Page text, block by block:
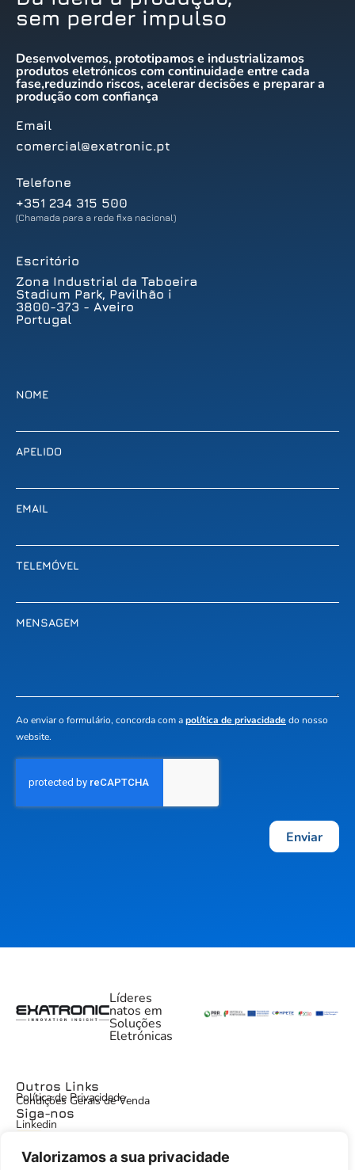
Valorizamos a sua privacidade
sem perder impulso
Desenvolvemos, prototipamos e industrializamos
produtos eletrónicos com continuidade entre cada
fase,reduzindo riscos, acelerar decisões e preparar a
produção com confiança
Email
comercial@exatronic.pt
Telefone
+351 234 315 500
(Chamada para a rede fixa nacional)
Escritório
Zona Industrial da Taboeira
Stadium Park, Pavilhão i
3800-373 - Aveiro
Portugal
NOME
APELIDO
EMAIL
TELEMÓVEL
MENSAGEM
Ao enviar o formulário, concorda com apolítica de privacidade do nosso
website.
Enviar
Líderes
natos em
Soluções
Eletrónicas
Outros Links
Política de Privacidade
Condições Gerais de Venda
Siga-nos
Linkedin